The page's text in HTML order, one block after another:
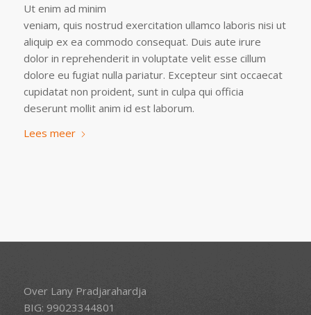
Ut enim ad minim
veniam, quis nostrud exercitation ullamco laboris nisi ut
aliquip ex ea commodo consequat. Duis aute irure
dolor in reprehenderit in voluptate velit esse cillum
dolore eu fugiat nulla pariatur. Excepteur sint occaecat
cupidatat non proident, sunt in culpa qui officia
deserunt mollit anim id est laborum.
Lees meer
Over Lany Pradjarahardja
BIG: 99023344801